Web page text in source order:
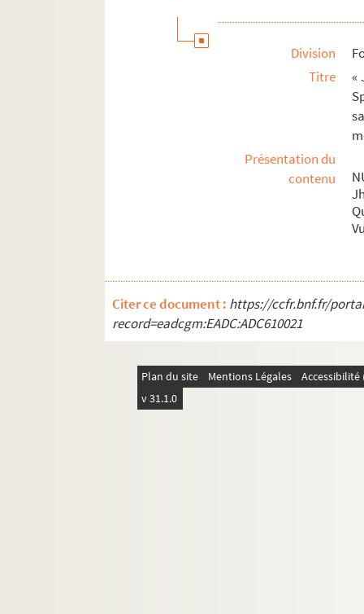
Division
Titre
«
Présentation du
contenu
Citer ce document : https://ccfr.bnf.fr/
record=eadcgm:EADC:ADC610021
Plan du site Mentions Légales
v 31.1.0